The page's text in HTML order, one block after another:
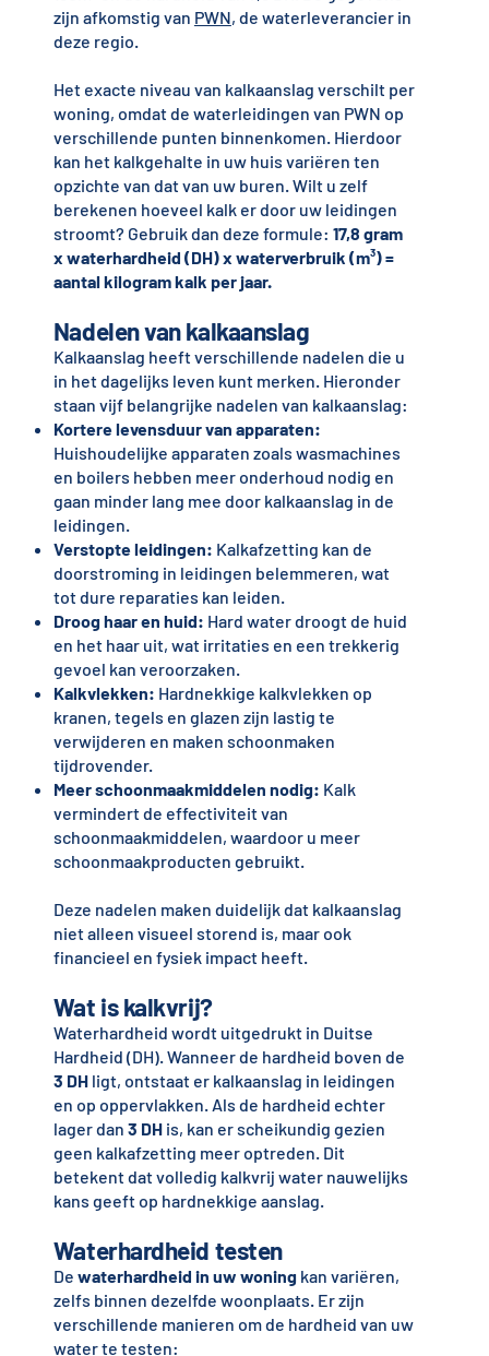
zijn afkomstig van PWN, de waterleverancier in
deze regio.
Het exacte niveau van kalkaanslag verschilt per
woning, omdat de waterleidingen van PWN op
verschillende punten binnenkomen. Hierdoor
kan het kalkgehalte in uw huis variëren ten
opzichte van dat van uw buren. Wilt u zelf
berekenen hoeveel kalk er door uw leidingen
stroomt? Gebruik dan deze formule: 17,8 gram
x waterhardheid (DH) x waterverbruik (m³) =
aantal kilogram kalk per jaar.
Nadelen van kalkaanslag
Kalkaanslag heeft verschillende nadelen die u
in het dagelijks leven kunt merken. Hieronder
staan vijf belangrijke nadelen van kalkaanslag:
Kortere levensduur van apparaten:
Huishoudelijke apparaten zoals wasmachines
en boilers hebben meer onderhoud nodig en
gaan minder lang mee door kalkaanslag in de
leidingen.
Verstopte leidingen: Kalkafzetting kan de
doorstroming in leidingen belemmeren, wat
tot dure reparaties kan leiden.
Droog haar en huid: Hard water droogt de huid
en het haar uit, wat irritaties en een trekkerig
gevoel kan veroorzaken.
Kalkvlekken: Hardnekkige kalkvlekken op
kranen, tegels en glazen zijn lastig te
verwijderen en maken schoonmaken
tijdrovender.
Meer schoonmaakmiddelen nodig: Kalk
vermindert de effectiviteit van
schoonmaakmiddelen, waardoor u meer
schoonmaakproducten gebruikt.
Deze nadelen maken duidelijk dat kalkaanslag
niet alleen visueel storend is, maar ook
financieel en fysiek impact heeft.
Wat is kalkvrij?
Waterhardheid wordt uitgedrukt in Duitse
Hardheid (DH). Wanneer de hardheid boven de
3 DHligt, ontstaat er kalkaanslag in leidingen
en op oppervlakken. Als de hardheid echter
lager dan 3 DHis, kan er scheikundig gezien
geen kalkafzetting meer optreden. Dit
betekent dat volledig kalkvrij water nauwelijks
kans geeft op hardnekkige aanslag.
Waterhardheid testen
De waterhardheid in uw woningkan variëren,
zelfs binnen dezelfde woonplaats. Er zijn
verschillende manieren om de hardheid van uw
water te testen: